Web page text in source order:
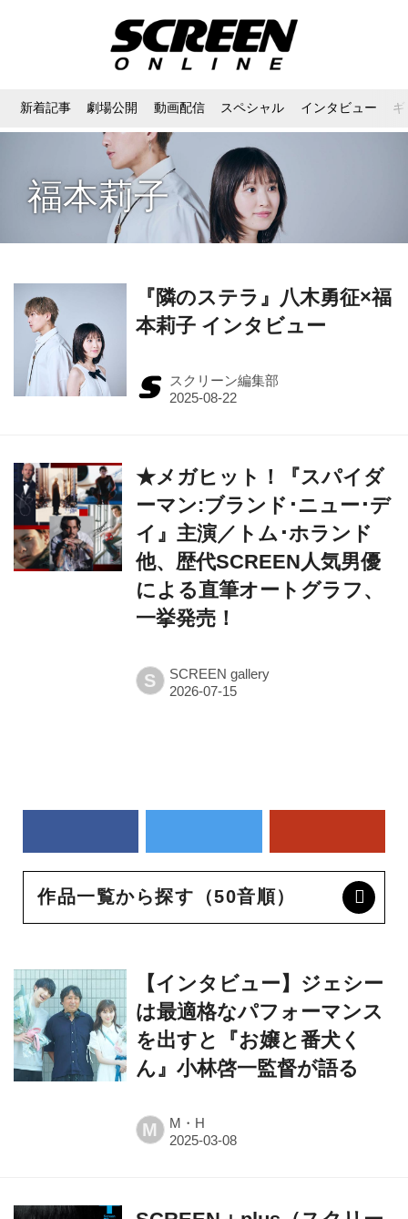
新着記事 劇場公開 動画配信 スペシャル インタビュー
福本莉子
『隣のステラ』八木勇征×福
本莉子 インタビュー
スクリーン編集部
★メガヒット！『スパイダ
ーマン:ブランド･ニュー･デ
イ』主演／トム･ホランド
他、歴代SCREEN人気男優
による直筆オートグラフ、
一挙発売！
S SCREEN gallery
作品一覧から探す（50音順）
を出すと『お嬢と番犬く
ん』小林啓一監督が語る
M M・H